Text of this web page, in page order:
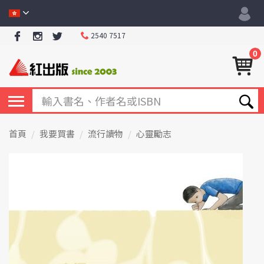
2540 7517
0
首頁 我要買書 流行讀物 心靈勵志